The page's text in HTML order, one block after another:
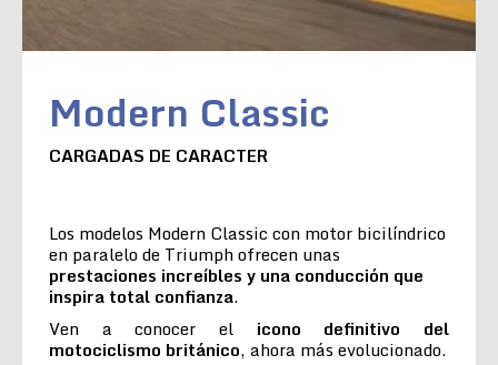
Modern Classic
CARGADAS DE CARACTER
Los modelos Modern Classic con motor bicilíndrico
en paralelo de Triumph ofrecen unas
prestaciones increíbles y una conducción que
inspira total confianza.
Ven a conocer el icono definitivo del
motociclismo británico, ahora más evolucionado.